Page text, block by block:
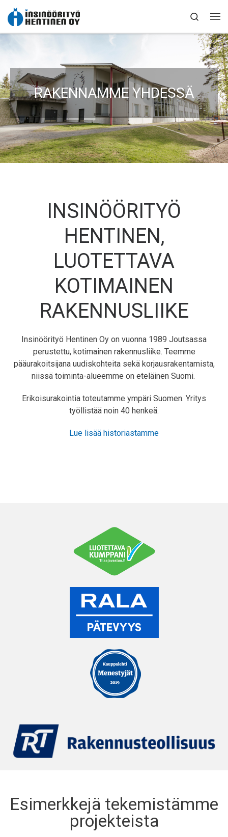
Skip to content Search
RAKENNAMME YHDESSÄ
INSINÖÖRITYÖ
HENTINEN,
LUOTETTAVA
KOTIMAINEN
RAKENNUSLIIKE
Insinöörityö Hentinen Oy on vuonna 1989 Joutsassa
perustettu, kotimainen rakennusliike. Teemme
pääurakoitsijana uudiskohteita sekä korjausrakentamista,
niissä toiminta-alueemme on eteläinen Suomi.
Erikoisurakointia toteutamme ympäri Suomen. Yritys
työllistää noin 40 henkeä.
Lue lisää historiastamme
Esimerkkejä tekemistämme
projekteista